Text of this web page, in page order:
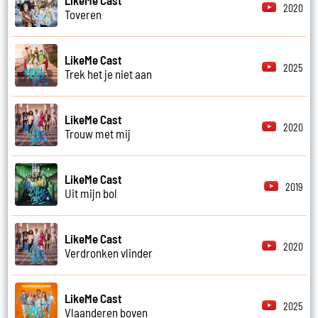
Toveren
2020
LikeMe Cast
Trek het je niet aan
2025
LikeMe Cast
Trouw met mij
2020
LikeMe Cast
Uit mijn bol
2019
LikeMe Cast
Verdronken vlinder
2020
LikeMe Cast
Vlaanderen boven
2025